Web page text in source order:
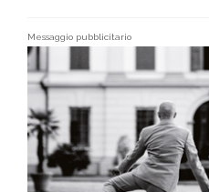
Messaggio pubblicitario